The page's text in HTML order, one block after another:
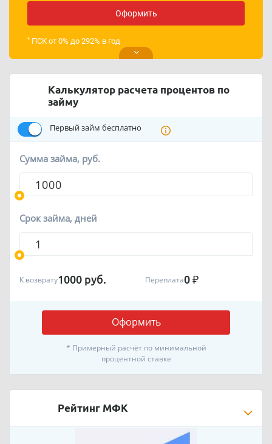
Оформить
*ПСК от 0% до 292% в год
Калькулятор расчета процентов по
займу
Первый займ бесплатно
Сумма займа, руб.
Срок займа, дней
Оформить
К возврату1000 руб. Переплата0 ₽
* Примерный расчёт по минимальной
процентной ставке
Рейтинг МФК